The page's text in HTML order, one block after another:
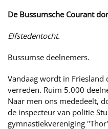
De Bussumsche Courant
Elfstedentocht.
Bussumse deelnemers.
Vandaag wordt in Friesland
verreden. Ruim 5.000
Naar men ons mededeelt,
de inspecteur van politie
gymnastiekvereniging